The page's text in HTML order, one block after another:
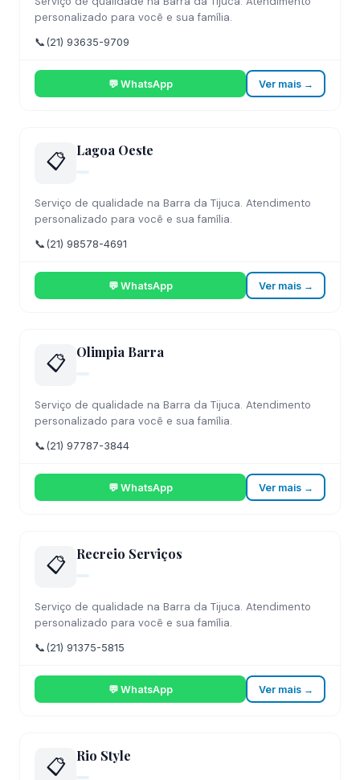
personalizado para você e sua família.
📞 (21) 93635-9709
💬 WhatsApp Ver mais →
📋 Lagoa Oeste
Serviço de qualidade na Barra da Tijuca. Atendimento
personalizado para você e sua família.
📞 (21) 98578-4691
💬 WhatsApp Ver mais →
📋 Olimpia Barra
Serviço de qualidade na Barra da Tijuca. Atendimento
personalizado para você e sua família.
📞 (21) 97787-3844
💬 WhatsApp Ver mais →
📋 Recreio Serviços
Serviço de qualidade na Barra da Tijuca. Atendimento
personalizado para você e sua família.
📞 (21) 91375-5815
💬 WhatsApp Ver mais →
📋 Rio Style